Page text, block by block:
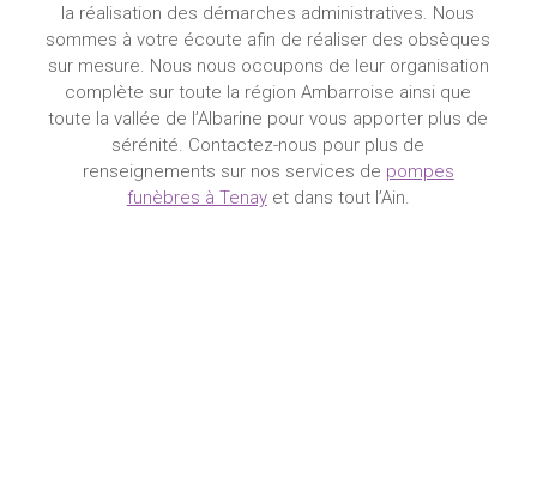
la réalisation des démarches administratives. Nous
sommes à votre écoute afin de réaliser des obsèques
sur mesure. Nous nous occupons de leur organisation
complète sur toute la région Ambarroise ainsi que
toute la vallée de l’Albarine pour vous apporter plus de
sérénité. Contactez-nous pour plus de
renseignements sur nos services de pompes
funèbres à Tenayet dans tout l’Ain.